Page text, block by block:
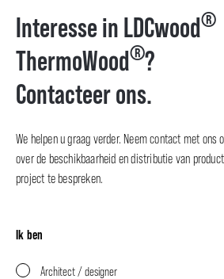
Interesse in LDCwood®
ThermoWood®?
Contacteer ons.
We helpen u graag verder. Neem contact met
over de beschikbaarheid en distributie van
project te bespreken.
Ik ben
Architect / designer